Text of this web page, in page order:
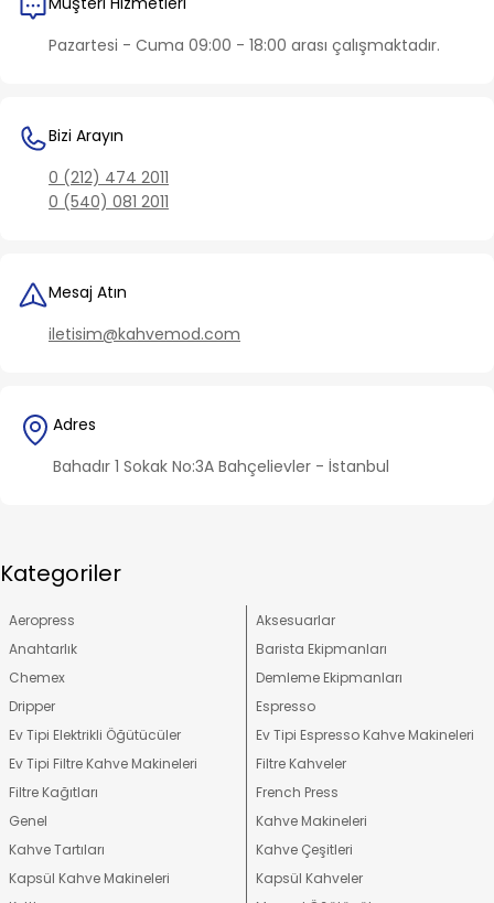
Pazartesi - Cuma 09:00 - 18:00 arası çalışmaktadır.
Bizi Arayın
0 (212) 474 2011
0 (540) 081 2011
Mesaj Atın
iletisim@kahvemod.com
Adres
Bahadır 1 Sokak No:3A Bahçelievler - İstanbul
Kategoriler
Aeropress
Aksesuarlar
Anahtarlık
Barista Ekipmanları
Chemex
Demleme Ekipmanları
Dripper
Espresso
Ev Tipi Elektrikli Öğütücüler
Ev Tipi Espresso Kahve Makineleri
Ev Tipi Filtre Kahve Makineleri
Filtre Kahveler
Filtre Kağıtları
French Press
Genel
Kahve Makineleri
Kahve Tartıları
Kahve Çeşitleri
Kapsül Kahve Makineleri
Kapsül Kahveler